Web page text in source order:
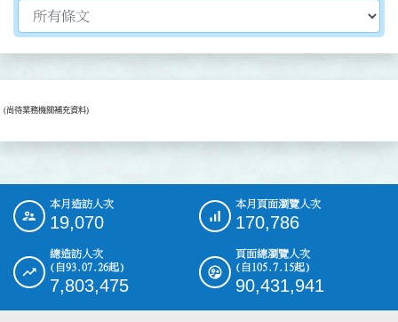
切換選擇法規資訊內容
(尚待業務機關補充資料)
::: 本月造訪人次
19,070
本月頁面瀏覽人次
170,786
總造訪人次
(自93.07.26起)
7,803,475
頁面總瀏覽人次
(自105.7.15起)
90,431,941